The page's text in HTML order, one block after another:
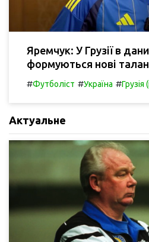
Яремчук: У Грузії в
формуються нові
#Футболіст #Україна #Грузія
Актуальне